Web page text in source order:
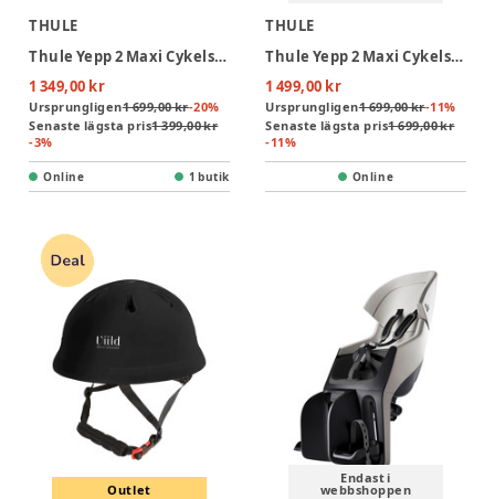
THULE
Thule Yepp 2 Maxi Cykelsits - Rack Mount - Black
1 349,00 kr
Ursprungligen1 699,00 kr-20%
Senaste lägsta pris1 399,00 kr
-3%
Online 1 butik
THULE
Thule Yepp 2 Maxi Cykelsits - Rack Mount - Soft sand
1 499,00 kr
Ursprungligen1 699,00 kr-11%
Senaste lägsta pris1 699,00 kr
-11%
Online
Outlet
Endast i
webbshoppen